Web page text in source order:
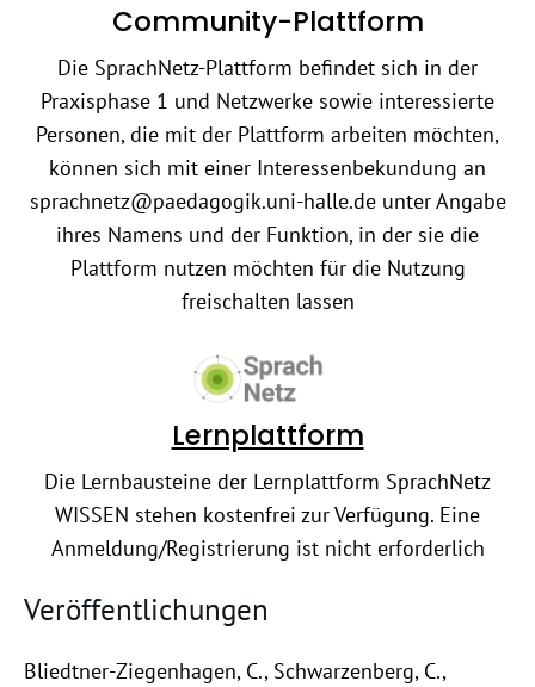
Community-Plattform
Die SprachNetz-Plattform befindet sich in der
Praxisphase 1 und Netzwerke sowie interessierte
Personen, die mit der Plattform arbeiten möchten,
können sich mit einer Interessenbekundung an
sprachnetz@paedagogik.uni-halle.de unter Angabe
ihres Namens und der Funktion, in der sie die
Plattform nutzen möchten für die Nutzung
freischalten lassen
Lernplattform
Die Lernbausteine der Lernplattform SprachNetz
WISSEN stehen kostenfrei zur Verfügung. Eine
Anmeldung/Registrierung ist nicht erforderlich
Veröffentlichungen
Bliedtner-Ziegenhagen, C., Schwarzenberg, C.,